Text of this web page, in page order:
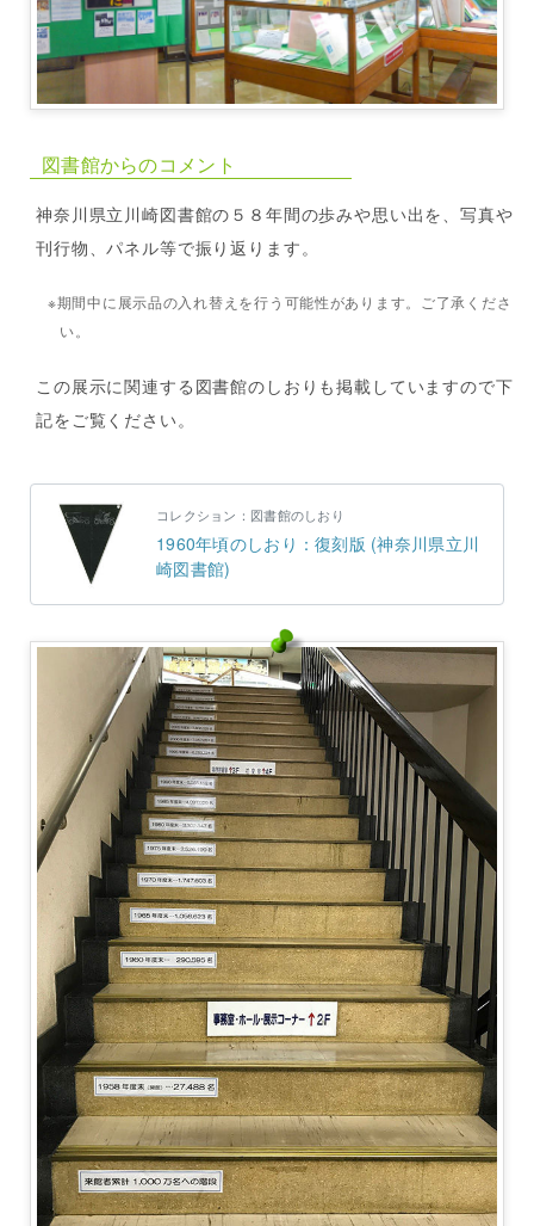
図書館からのコメント
神奈川県立川崎図書館の５８年間の歩みや思い出を、写真や
刊行物、パネル等で振り返ります。
※期間中に展示品の入れ替えを行う可能性があります。ご了承くださ
い。
この展示に関連する図書館のしおりも掲載していますので下
記をご覧ください。
コレクション：図書館のしおり
1960年頃のしおり：復刻版 (神奈川県立川
崎図書館)